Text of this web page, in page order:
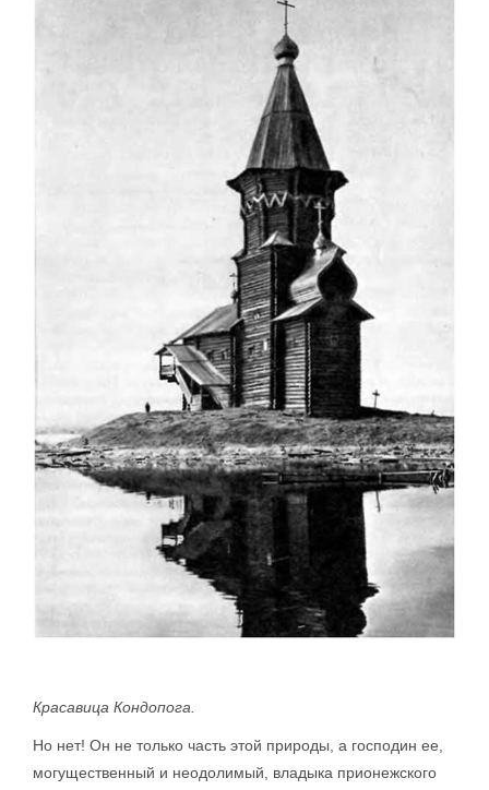
Красавица Кондопога.
Но нет! Он не только часть этой природы, а господин ее,
могущественный и неодолимый, владыка прионежского